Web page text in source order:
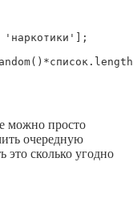
можно просто
очередную
это сколько угодно